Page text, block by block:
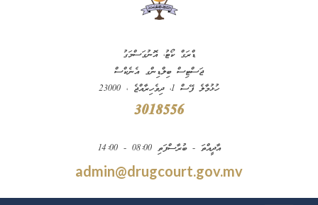
ޑްރަގް ކޯޓު، އޮނުގަސްމަގު
ޖަސްޓިސް ބިލްޑިންގ އެނެކްސް
ހުޅުމާލެ ފޭސް 1، ދިވެހިރާއްޖެ ، 23000
3018556
އާދީއްތަ - ބުރާސްފަތި 08:00 - 14:00
admin@drugcourt.gov.mv